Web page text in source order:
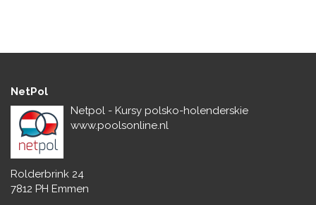
NetPol
Netpol - Kursy polsko-holenderskie
www.poolsonline.nl
Rolderbrink 24
7812 PH Emmen